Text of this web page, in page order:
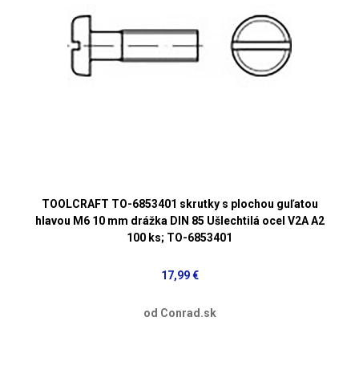
TOOLCRAFT TO-6853401 skrutky s plochou guľatou
hlavou M6 10 mm drážka DIN 85 Ušlechtilá ocel V2A A2
100 ks; TO-6853401
17,99 €
od Conrad.sk